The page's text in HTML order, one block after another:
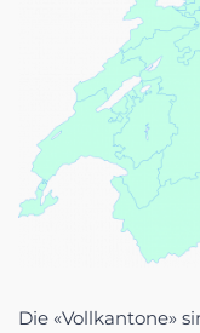
Die «Vollkantone»